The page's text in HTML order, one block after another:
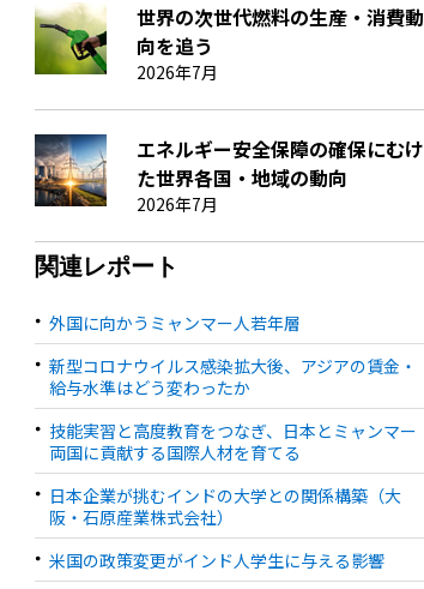
世界の次世代燃料の生産・消費動
向を追う
2026年7月
エネルギー安全保障の確保にむけ
た世界各国・地域の動向
2026年7月
関連レポート
外国に向かうミャンマー人若年層
新型コロナウイルス感染拡大後、アジアの賃金・
給与水準はどう変わったか
技能実習と高度教育をつなぎ、日本とミャンマー
両国に貢献する国際人材を育てる
日本企業が挑むインドの大学との関係構築（大
阪・石原産業株式会社）
米国の政策変更がインド人学生に与える影響